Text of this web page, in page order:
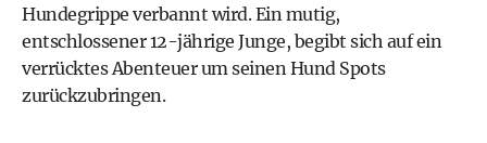
Hundegrippe verbannt wird. Ein mutig,
entschlossener 12-jährige Junge, begibt sich auf ein
verrücktes Abenteuer um seinen Hund Spots
zurückzubringen.